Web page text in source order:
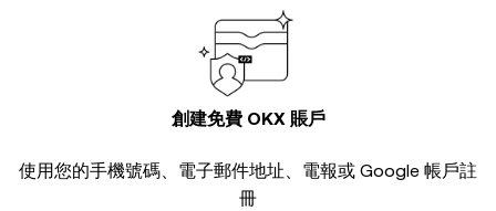
創建免費 OKX 賬戶
使用您的手機號碼、電子郵件地址、電報或 Google 帳戶註
冊